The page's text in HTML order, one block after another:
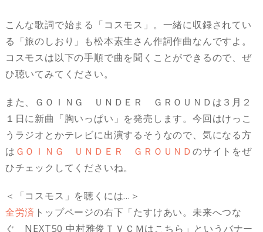
こんな歌詞で始まる「コスモス」。一緒に収録されてい
る「旅のしおり」も松本素生さん作詞作曲なんですよ。
コスモスは以下の手順で曲を聞くことができるので、ぜ
ひ聴いてみてください。
また、ＧＯＩＮＧ ＵＮＤＥＲ ＧＲＯＵＮＤは３月２
１日に新曲「胸いっぱい」を発売します。今回はけっこ
うラジオとかテレビに出演するそうなので、気になる方
は ＧＯＩＮＧ ＵＮＤＥＲ ＧＲＯＵＮＤのサイトをぜ
ひチェックしてくださいね。
＜「コスモス」を聴くには…＞
全労済 トップページの右下「たすけあい。未来へつな
ぐ NEXT50 中村雅俊ＴＶＣＭはこちら」というバナー